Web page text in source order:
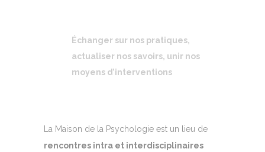
Échanger sur nos pratiques,
actualiser nos savoirs, unir nos
moyens d’interventions
La Maison de la Psychologie est un lieu de
rencontres intra et interdisciplinaires